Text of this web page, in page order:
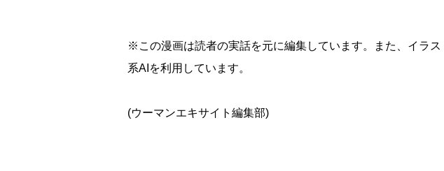
※この漫画は読者の実話を元に編集しています。また、イラ
系AIを利用しています。
(ウーマンエキサイト編集部)